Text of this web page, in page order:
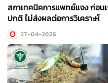
สภาเทคนิคการแพทย์แจง ก่อน
ปกติ ไม่ส่งผลต่อการวิเคราะห์
27-04-2026